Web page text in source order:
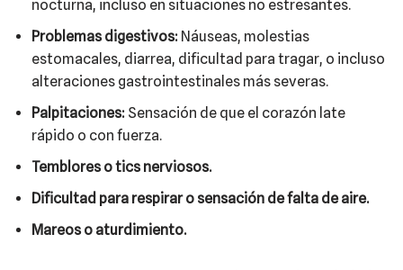
nocturna, incluso en situaciones no estresantes.
Problemas digestivos: Náuseas, molestias
estomacales, diarrea, dificultad para tragar, o incluso
alteraciones gastrointestinales más severas.
Palpitaciones: Sensación de que el corazón late
rápido o con fuerza.
Temblores o tics nerviosos.
Dificultad para respirar o sensación de falta de aire.
Mareos o aturdimiento.